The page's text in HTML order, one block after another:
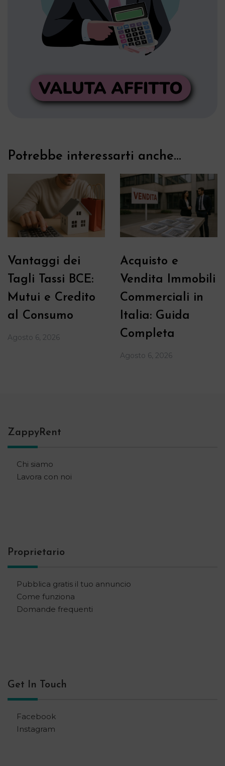
Potrebbe interessarti anche...
Vantaggi dei
Tagli Tassi BCE:
Mutui e Credito
al Consumo
Agosto 6, 2026
Acquisto e
Vendita Immobili
Commerciali in
Italia: Guida
Completa
Agosto 6, 2026
ZappyRent
Chi siamo
Lavora con noi
Proprietario
Pubblica gratis il tuo annuncio
Come funziona
Domande frequenti
Get In Touch
Facebook
Instagram